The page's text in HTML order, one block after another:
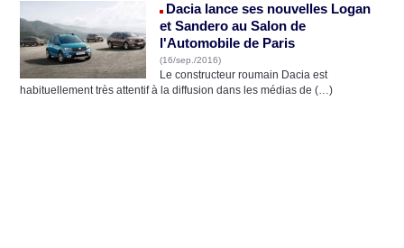
Dacia lance ses nouvelles Logan
et Sandero au Salon de
l'Automobile de Paris
(16/sep./2016)
Le constructeur roumain Dacia est
habituellement très attentif à la diffusion dans les médias de (…)